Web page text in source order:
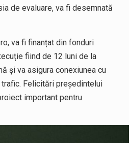
de evaluare, va fi desemnată
va fi finanțat din fonduri
fiind de 12 luni de la
și va asigura conexiunea cu
Felicitări președintelui
important pentru